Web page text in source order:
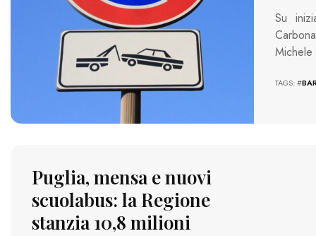
Su
TAGS: #
Puglia, mensa e nuovi
scuolabus: la Regione
stanzia 10,8 milioni